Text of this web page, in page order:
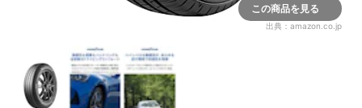
この商品を見る
出典： amazon.co.jp